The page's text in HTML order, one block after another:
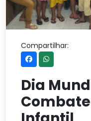
Compartilhar:
Dia